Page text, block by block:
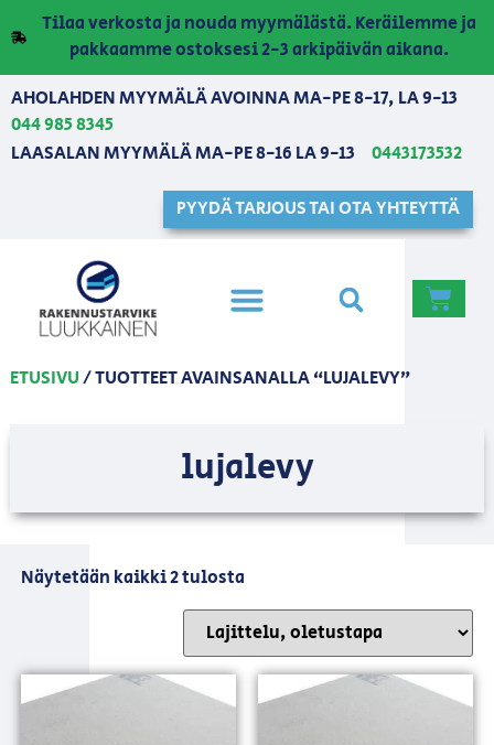
Tilaa verkosta ja nouda myymälästä. Keräilemme ja
pakkaamme ostoksesi 2-3 arkipäivän aikana.
AHOLAHDEN MYYMÄLÄ AVOINNA MA-PE 8-17, LA 9-13
044 985 8345
LAASALAN MYYMÄLÄ MA-PE 8-16 LA 9-13
0443173532
PYYDÄ TARJOUS TAI OTA YHTEYTTÄ
ETUSIVU/ TUOTTEET AVAINSANALLA “LUJALEVY”
lujalevy
Näytetään kaikki 2 tulosta